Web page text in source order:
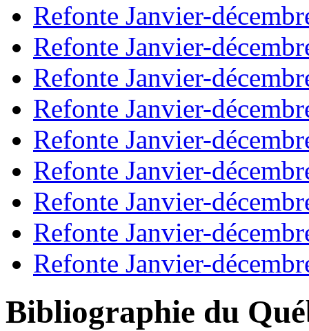
Refonte Janvier-
Refonte Janvier-
Refonte Janvier-
Refonte Janvier-
Refonte Janvier-
Refonte Janvier-
Refonte Janvier-
Refonte Janvier-
Refonte Janvier-
Bibliographie du